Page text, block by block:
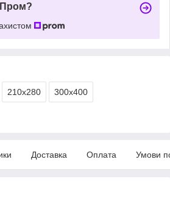
Пром?
210х280 300х400
Доставка Оплата Умови